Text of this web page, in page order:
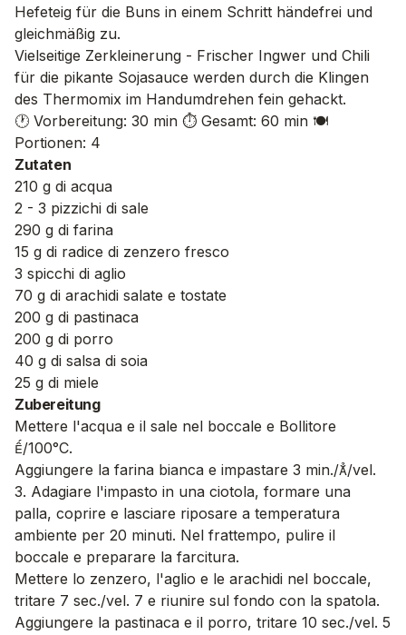
Hefeteig für die Buns in einem Schritt händefrei und
gleichmäßig zu.
Vielseitige Zerkleinerung - Frischer Ingwer und Chili
für die pikante Sojasauce werden durch die Klingen
des Thermomix im Handumdrehen fein gehackt.
🕐 Vorbereitung: 30 min ⏱️ Gesamt: 60 min 🍽️
Portionen: 4
Zutaten
210 g di acqua
2 - 3 pizzichi di sale
290 g di farina
15 g di radice di zenzero fresco
3 spicchi di aglio
70 g di arachidi salate e tostate
200 g di pastinaca
200 g di porro
40 g di salsa di soia
25 g di miele
Zubereitung
Mettere l'acqua e il sale nel boccale e Bollitore
/100°C.
Aggiungere la farina bianca e impastare 3 min.//vel.
3. Adagiare l'impasto in una ciotola, formare una
palla, coprire e lasciare riposare a temperatura
ambiente per 20 minuti. Nel frattempo, pulire il
boccale e preparare la farcitura.
Mettere lo zenzero, l'aglio e le arachidi nel boccale,
tritare 7 sec./vel. 7 e riunire sul fondo con la spatola.
Aggiungere la pastinaca e il porro, tritare 10 sec./vel. 5